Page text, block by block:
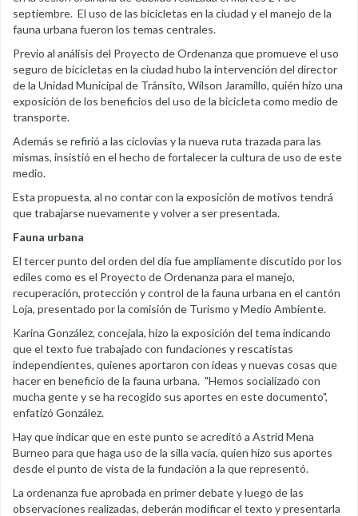
septiembre. El uso de las bicicletas en la ciudad y el manejo de la
fauna urbana fueron los temas centrales.
Previo al análisis del Proyecto de Ordenanza que promueve el uso
seguro de bicicletas en la ciudad hubo la intervención del director
de la Unidad Municipal de Tránsito, Wilson Jaramillo, quién hizo una
exposición de los beneficios del uso de la bicicleta como medio de
transporte.
Además se refirió a las ciclovías y la nueva ruta trazada para las
mismas, insistió en el hecho de fortalecer la cultura de uso de este
medio.
Esta propuesta, al no contar con la exposición de motivos tendrá
que trabajarse nuevamente y volver a ser presentada.
Fauna urbana
El tercer punto del orden del día fue ampliamente discutido por los
ediles como es el Proyecto de Ordenanza para el manejo,
recuperación, protección y control de la fauna urbana en el cantón
Loja, presentado por la comisión de Turismo y Medio Ambiente.
Karina González, concejala, hizo la exposición del tema indicando
que el texto fue trabajado con fundaciones y rescatistas
independientes, quienes aportaron con ideas y nuevas cosas que
hacer en beneficio de la fauna urbana. "Hemos socializado con
mucha gente y se ha recogido sus aportes en este documento",
enfatizó González.
Hay que indicar que en este punto se acreditó a Astrid Mena
Burneo para que haga uso de la silla vacía, quien hizo sus aportes
desde el punto de vista de la fundación a la que representó.
La ordenanza fue aprobada en primer debate y luego de las
observaciones realizadas, deberán modificar el texto y presentarla